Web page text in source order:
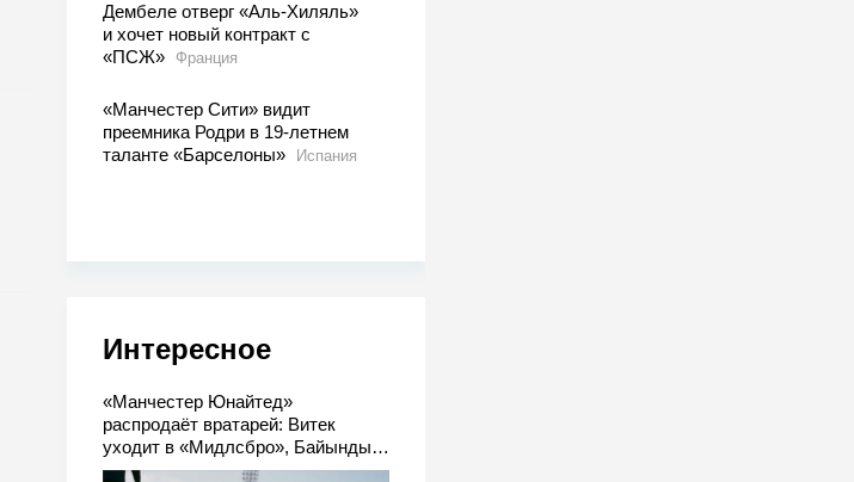
Дембеле отверг «Аль-Хиляль»
и хочет новый контракт с
«ПСЖ»
Франция
«Манчестер Сити» видит
преемника Родри в 19-летнем
таланте «Барселоны»
Испания
Интересное
«Манчестер Юнайтед»
распродаёт вратарей: Витек
уходит в «Мидлсбро», Байындыр
— в аренду